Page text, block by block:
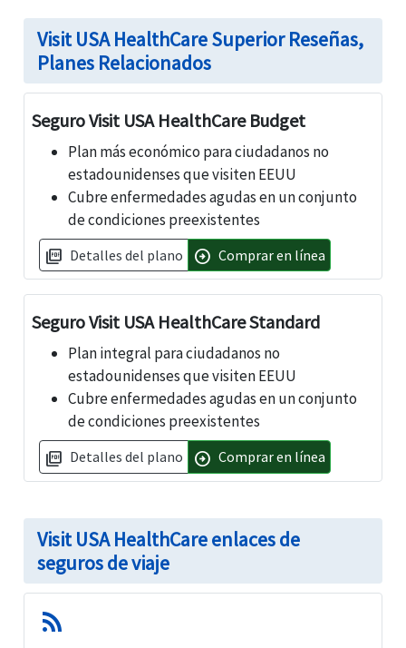
Visit USA HealthCare Superior Reseñas,
Planes Relacionados
Seguro Visit USA HealthCare Budget
Plan más económico para ciudadanos no
estadounidenses que visiten EEUU
Cubre enfermedades agudas en un conjunto
de condiciones preexistentes
picture_as_pdf Detalles del plano arrow_circle_right Comprar en línea
Seguro Visit USA HealthCare Standard
Plan integral para ciudadanos no
estadounidenses que visiten EEUU
Cubre enfermedades agudas en un conjunto
de condiciones preexistentes
picture_as_pdf Detalles del plano arrow_circle_right Comprar en línea
Visit USA HealthCare enlaces de
seguros de viaje
rss_feed